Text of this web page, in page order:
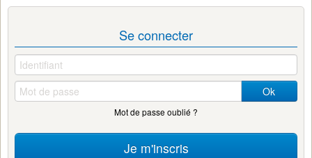
Se connecter
Ok
Mot de passe oublié ?
Je m'inscris